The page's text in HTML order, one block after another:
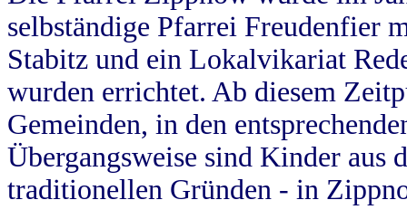
selbständige Pfarrei Freudenfier
Stabitz und ein Lokalvikariat
wurden errichtet. Ab diesem
Gemeinden, in den
Übergangsweise sind Kinder aus
traditionellen Gründen - in